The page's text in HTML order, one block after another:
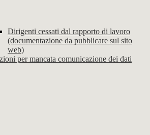
Dirigenti cessati dal rapporto di lavoro
(documentazione da pubblicare sul sito
web)
per mancata comunicazione dei dati